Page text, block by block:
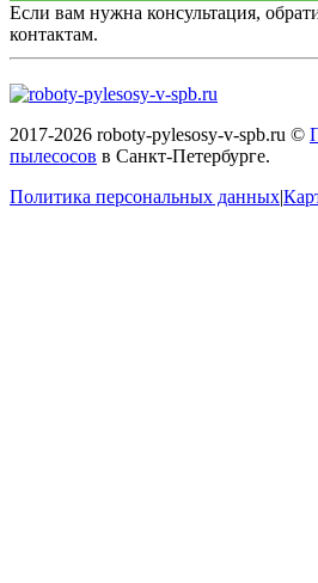
Если вам нужна консультация,
контактам.
2017-2026 roboty-pylesosy-v-spb.ru ©
пылесосов в Санкт-Петербурге.
Политика персональных данных|